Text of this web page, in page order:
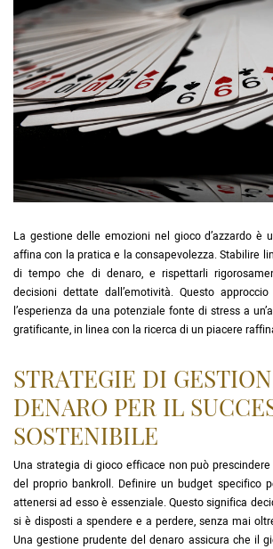
La gestione delle emozioni nel gioco d’azzardo è
affina con la pratica e la consapevolezza. Stabilire
di tempo che di denaro, e rispettarli
decisioni dettate dall’emotività. Questo
l’esperienza da una potenziale fonte di stress a
gratificante, in linea con la ricerca di un piacere
STRATEGIE DI
DENARO PER IL
SOSTENIBILE
Una strategia di gioco efficace non può prescindere
del proprio bankroll. Definire un budget specifico
attenersi ad esso è essenziale. Questo significa
si è disposti a spendere e a perdere, senza mai
Una gestione prudente del denaro assicura che il